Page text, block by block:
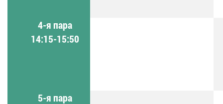
4-я пара
14:15-15:50
5-я пара